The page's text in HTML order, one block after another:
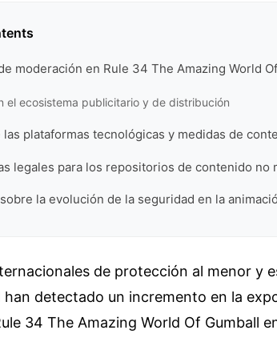
moderación en Rule 34 The Amazing World
el ecosistema publicitario y de distribución
las plataformas tecnológicas y medidas de
legales para los repositorios de contenido no
la evolución de la seguridad en la
de protección al menor y
han detectado un incremento en la
34 The Amazing World Of Gumball